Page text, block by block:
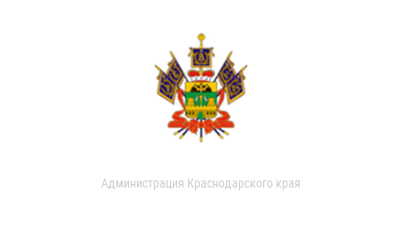
Администрация Краснодарского края